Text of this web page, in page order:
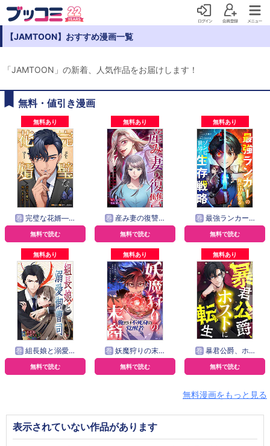
【JAMTOON】おすすめ漫画一覧
「JAMTOON」の新着、人気作品をお届けします！
無料・値引き漫画
無料あり
巻 完璧な花婿―真実の愛を捧げますか？【タテヨミ】
無料で読む
無料あり
巻 産み妻の復讐～あなたを破滅させるまで【タテヨミ】
無料で読む
無料あり
巻最強ランカーの俺だけが知るゾンビ世界の生存戦略【タテヨミ】
無料で読む
無料あり
巻 組長娘と溺愛御曹司【タテヨミ】
無料で読む
無料あり
巻 妖魔狩りの末裔－俺だけ不死身の覚醒者－【タテヨミ】
無料で読む
無料あり
巻暴君公爵、ホストに転生【タテヨミ】
無料で読む
無料漫画をもっと見る
表示されていない作品があります